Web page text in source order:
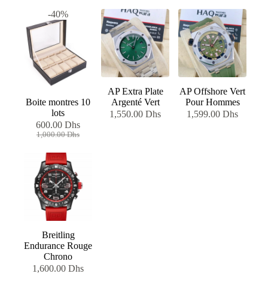
-40%
Boite montres 10
lots
1,000.00Dhs
Le
initial
était :
1,000.00 Dhs.
600.00Dhs
Le
actuel
est :
600.00 Dhs.
AP Extra Plate
Argenté Vert
1,550.00Dhs
AP Offshore Vert
Pour Hommes
1,599.00Dhs
Breitling
Endurance Rouge
Chrono
1,600.00Dhs